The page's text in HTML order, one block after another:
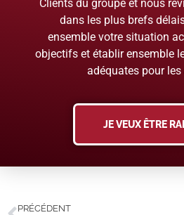
Clients du groupe et nous
dans les plus brefs
ensemble votre situation
objectifs et établir ensemble
adéquates pour
JE VEUX ÊTRE
PRÉCÉDENT